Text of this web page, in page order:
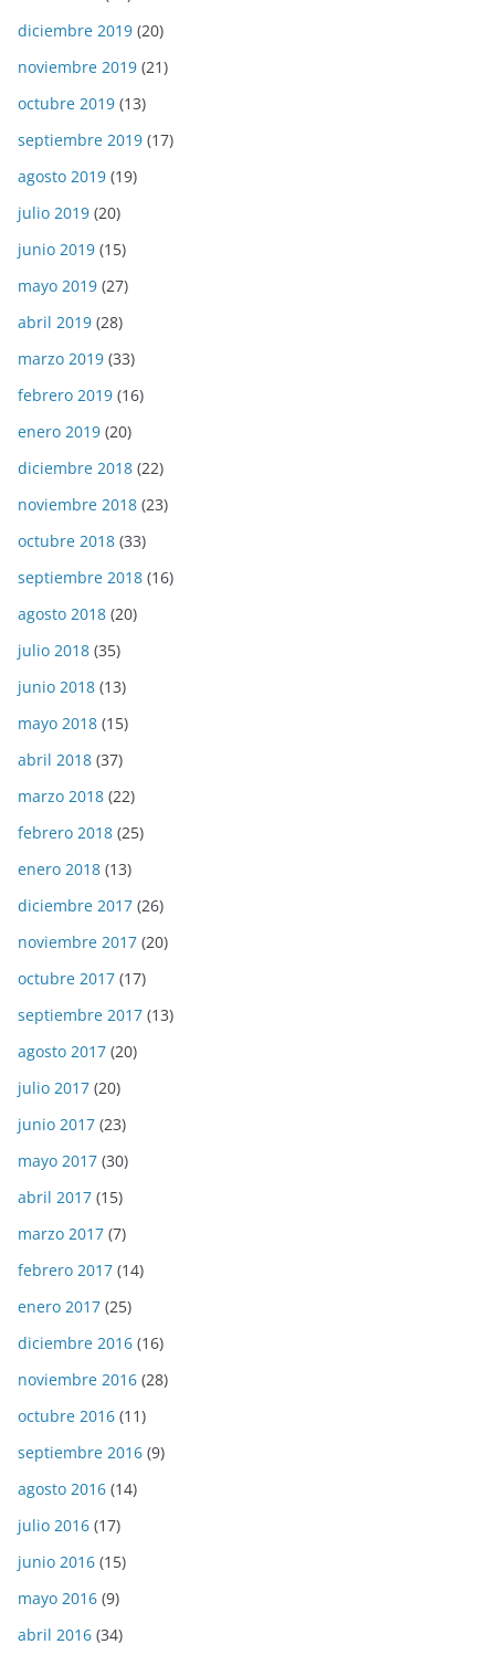
diciembre 2019 (20)
noviembre 2019 (21)
octubre 2019 (13)
septiembre 2019 (17)
agosto 2019 (19)
julio 2019 (20)
junio 2019 (15)
mayo 2019 (27)
abril 2019 (28)
marzo 2019 (33)
febrero 2019 (16)
enero 2019 (20)
diciembre 2018 (22)
noviembre 2018 (23)
octubre 2018 (33)
septiembre 2018 (16)
agosto 2018 (20)
julio 2018 (35)
junio 2018 (13)
mayo 2018 (15)
abril 2018 (37)
marzo 2018 (22)
febrero 2018 (25)
enero 2018 (13)
diciembre 2017 (26)
noviembre 2017 (20)
octubre 2017 (17)
septiembre 2017 (13)
agosto 2017 (20)
julio 2017 (20)
junio 2017 (23)
mayo 2017 (30)
abril 2017 (15)
marzo 2017 (7)
febrero 2017 (14)
enero 2017 (25)
diciembre 2016 (16)
noviembre 2016 (28)
octubre 2016 (11)
septiembre 2016 (9)
agosto 2016 (14)
julio 2016 (17)
junio 2016 (15)
mayo 2016 (9)
abril 2016 (34)